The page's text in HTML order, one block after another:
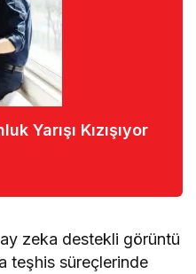
Yarışı Kızışıyor
zeka destekli görüntü
teşhis süreçlerinde